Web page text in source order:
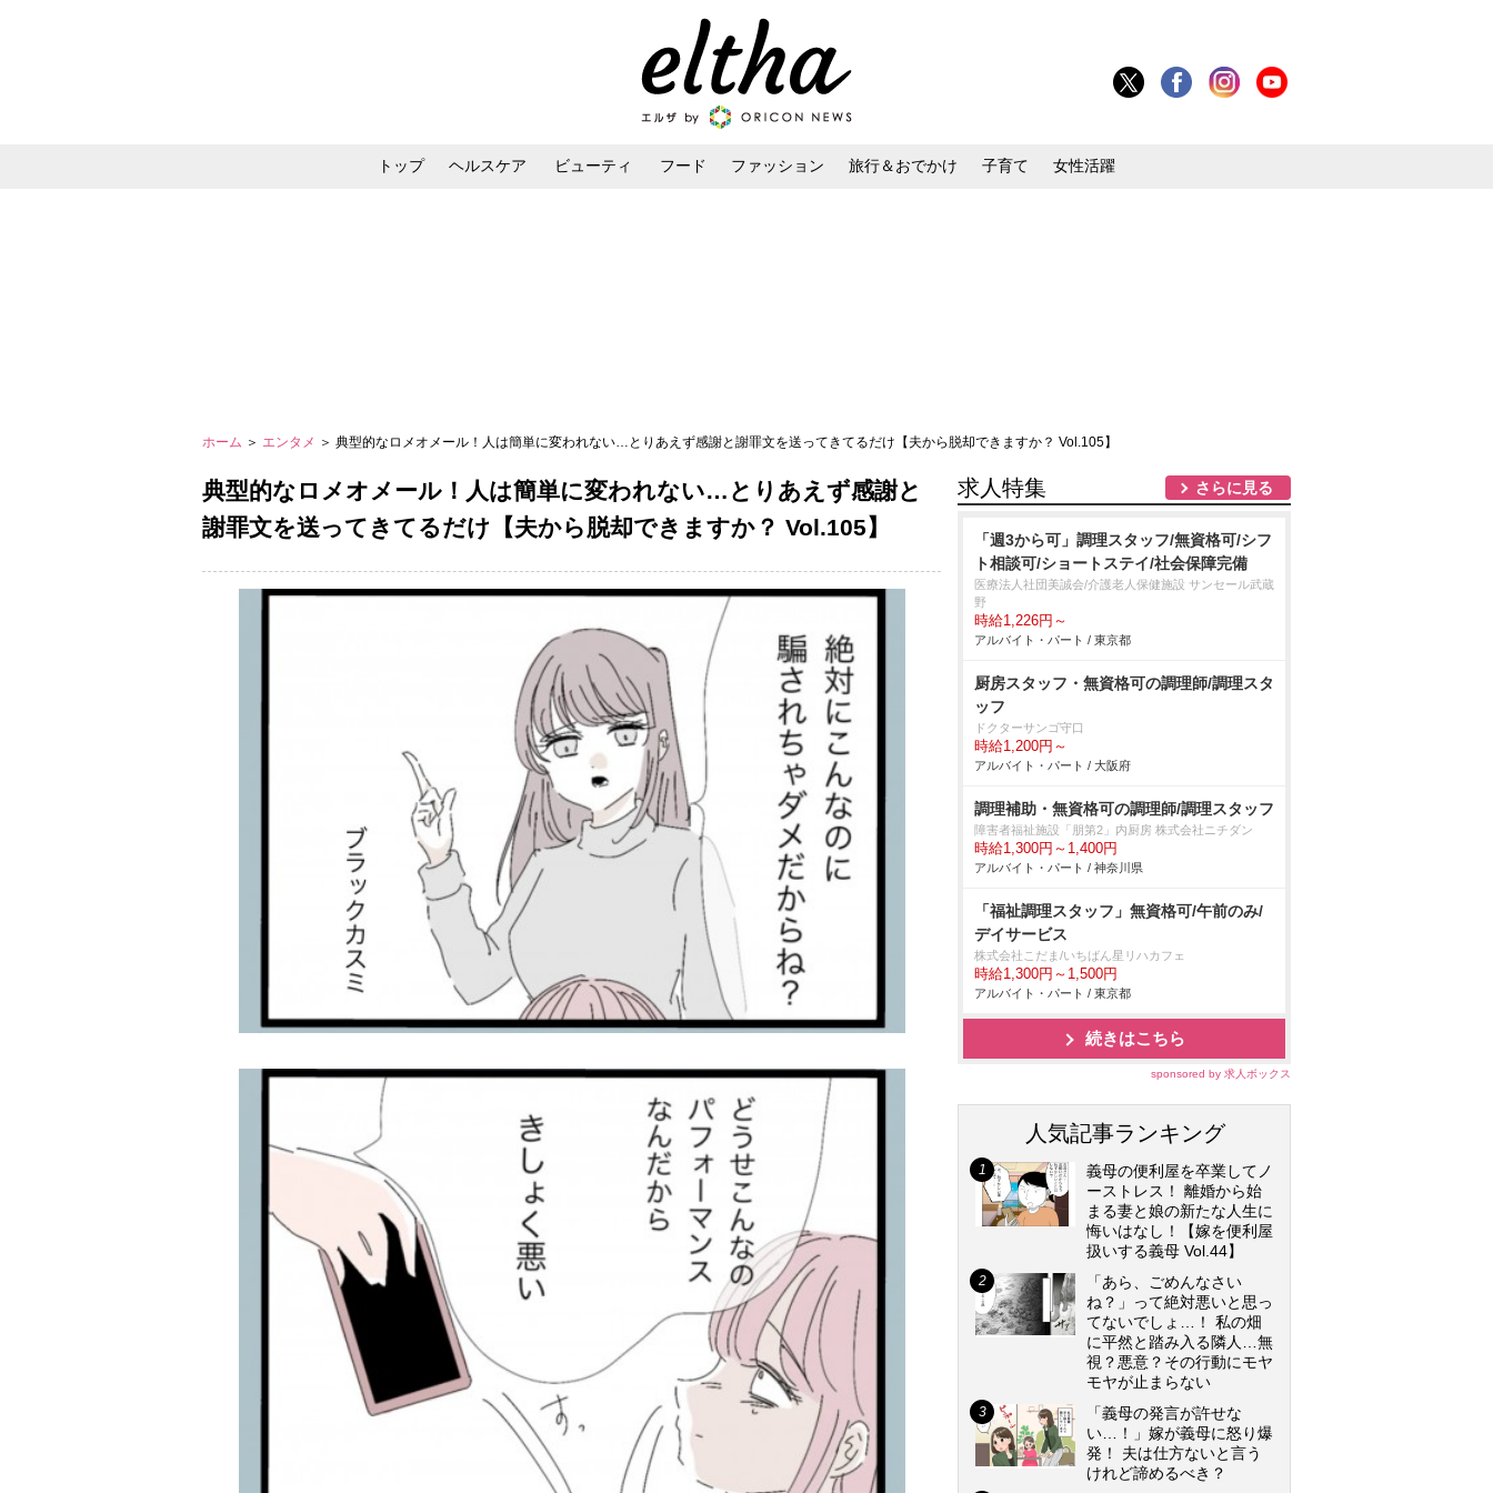
トップ ヘルスケア ビューティ フード ファッション 旅行＆おでかけ 子育て 女性活躍
ホーム ＞ エンタメ ＞ 典型的なロメオメール！人は簡単に変われない…とりあえず感謝と謝罪文を送ってきてるだけ【夫から脱却できますか？ Vol.105】
典型的なロメオメール！人は簡単に変われない…とりあえず感謝と
謝罪文を送ってきてるだけ【夫から脱却できますか？ Vol.105】
求人特集 さらに見る
「週3から可」調理スタッフ/無資格可/シフ
ト相談可/ショートステイ/社会保障完備
医療法人社団美誠会/介護老人保健施設 サンセール武蔵
野
時給1,226円～
アルバイト・パート / 東京都
厨房スタッフ・無資格可の調理師/調理スタ
ッフ
ドクターサンゴ守口
時給1,200円～
アルバイト・パート / 大阪府
調理補助・無資格可の調理師/調理スタッフ
障害者福祉施設「朋第2」内厨房 株式会社ニチダン
時給1,300円～1,400円
アルバイト・パート / 神奈川県
「福祉調理スタッフ」無資格可/午前のみ/
デイサービス
株式会社こだま/いちばん星リハカフェ
時給1,300円～1,500円
アルバイト・パート / 東京都
続きはこちら
sponsored by 求人ボックス
人気記事ランキング
義母の便利屋を卒業してノ
ーストレス！ 離婚から始
まる妻と娘の新たな人生に
悔いはなし！【嫁を便利屋
扱いする義母 Vol.44】
「あら、ごめんなさい
ね？」って絶対悪いと思っ
てないでしょ…！ 私の畑
に平然と踏み入る隣人…無
視？悪意？その行動にモヤ
モヤが止まらない
「義母の発言が許せな
い…！」嫁が義母に怒り爆
発！ 夫は仕方ないと言う
けれど諦めるべき？